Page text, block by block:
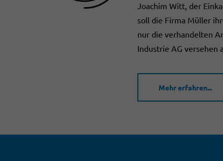
Joachim Witt, der
soll die Firma Müller
nur die verhandelten
Industrie AG versehen
Mehr erfahren...